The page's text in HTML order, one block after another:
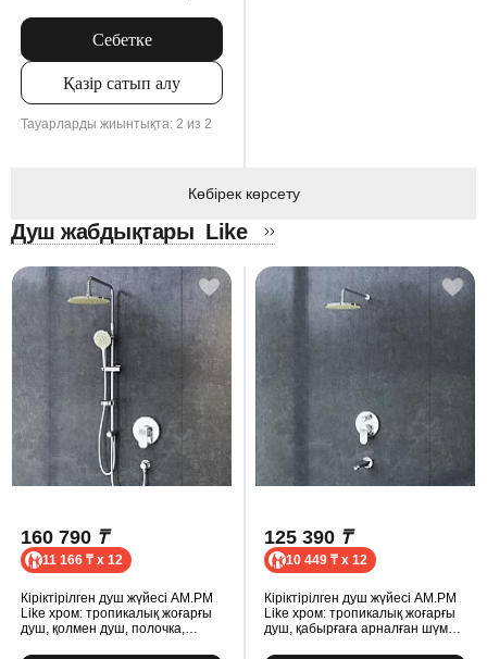
Себетке
Қазір сатып алу
Тауарларды жиынтықта: 2 из 2
Көбірек көрсету
Душ жабдықтары Like
160 790 ₸
11 166 ₸ x 12
Кіріктірілген душ жүйесі AM.PM
Like хром: тропикалық жоғарғы
душ, қолмен душ, полочка,
125 390 ₸
10 449 ₸ x 12
Кіріктірілген душ жүйесі AM.PM
Like хром: тропикалық жоғарғы
душ, қабырғаға арналған шүмек,